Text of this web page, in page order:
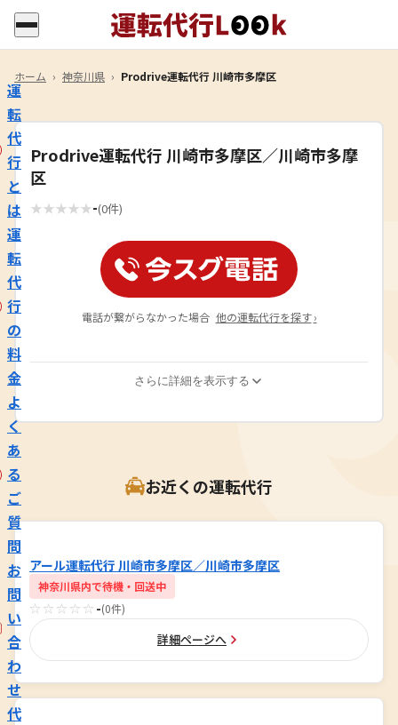
運
転
代
行
と
は
運
転
代
行
の
料
金
よ
く
あ
る
ご
質
問
お
問
い
合
わ
せ
代
ホーム › 神奈川県 › Prodrive運転代行 川崎市多摩区
Prodrive運転代行 川崎市多摩区／川崎市多摩
区
★★★★★-(0件)
電話が繋がらなかった場合 他の運転代行を探す ›
さらに詳細を表示する
お近くの運転代行
アール運転代行 川崎市多摩区／川崎市多摩区
神奈川県内で待機・回送中
☆☆☆☆☆ -(0件)
詳細ページへ